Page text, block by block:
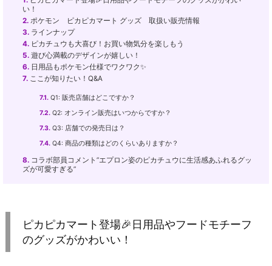
い！
2. ポケモン ピカピカマート グッズ 取扱い販売情報
3. ラインナップ
4. ピカチュウも大喜び！お買い物気分を楽しもう
5. 遊び心満載のデザインが嬉しい！
6. 日用品もポケモン仕様でワクワク✨
7. ここが知りたい！Q&A
7.1. Q1: 販売店舗はどこですか？
7.2. Q2: オンライン販売はいつからですか？
7.3. Q3: 店舗での発売日は？
7.4. Q4: 商品の種類はどのくらいありますか？
8. コラボ部員コメント”エプロン姿のピカチュウに生活感あふれるグッ
ズが可愛すぎる”
ピカピカマート登場🎉日用品やフードモチーフ
のグッズがかわいい！